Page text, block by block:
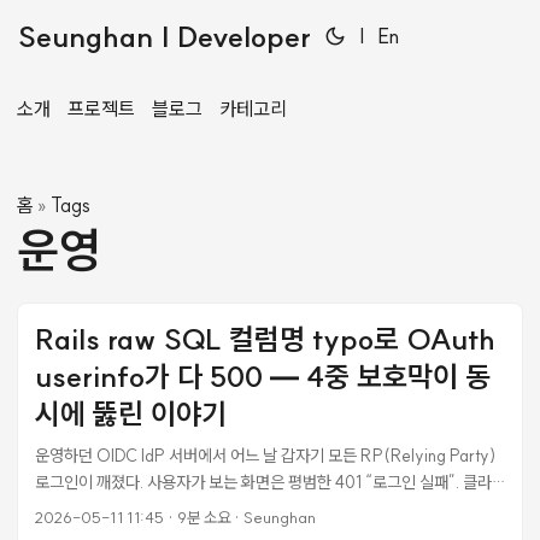
Seunghan | Developer | En
소개 프로젝트 블로그 카테고리
홈 » Tags
운영
Rails raw SQL 컬럼명 typo로 OAuth
userinfo가 다 500 — 4중 보호막이 동
시에 뚫린 이야기
운영하던 OIDC IdP 서버에서 어느 날 갑자기 모든 RP(Relying Party)
로그인이 깨졌다. 사용자가 보는 화면은 평범한 401 “로그인 실패”. 클라
이언트 로그를 봐도 그냥 RP Rails 백엔드가 401을 응답했을 뿐이다. 처
2026-05-11 11:45 · 9분 소요· Seunghan